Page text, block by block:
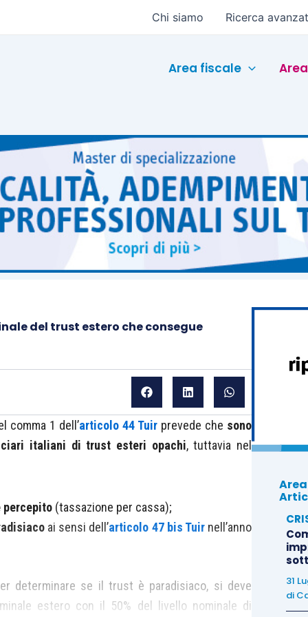
Chi siamo Ricerca
Area fiscale
del trust estero che consegue
comma 1 dell’articolo 44 Tuirprevede che sono
italiani di trust esteri opachi, tuttavia nel
(tassazione per cassa);
ai sensi dell’articolo 47 bis Tuirnell’anno
determinare se il trust è paradisiaco, si deve
estero con il 50% del livello nominale di
31
di